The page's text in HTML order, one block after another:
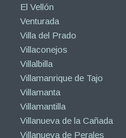
El Vellón
Venturada
Villa del Prado
Villaconejos
Villalbilla
Villamanrique de Tajo
Villamanta
Villamantilla
Villanueva de la Cañada
Villanueva de Perales